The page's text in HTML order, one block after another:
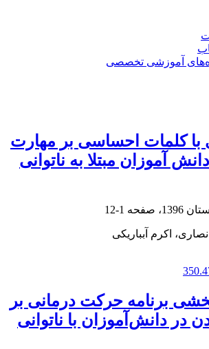
آموزشی تخصصی
با کلمات احساسی بر مهارت
آموزان مبتلا به ناتوانی
1-12
اکرم آبباریکی
برنامه حرکت درمانی بر
در دانش‌آموزان با ناتوانی